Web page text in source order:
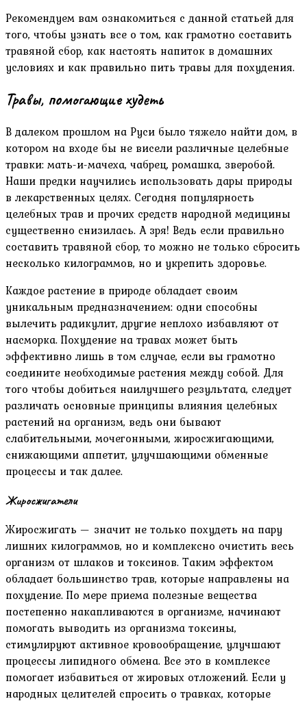
Рекомендуем вам ознакомиться с данной статьей для
того, чтобы узнать все о том, как грамотно составить
травяной сбор, как настоять напиток в домашних
условиях и как правильно пить травы для похудения.
Травы, помогающие худеть
В далеком прошлом на Руси было тяжело найти дом, в
котором на входе бы не висели различные целебные
травки: мать-и-мачеха, чабрец, ромашка, зверобой.
Наши предки научились использовать дары природы
в лекарственных целях. Сегодня популярность
целебных трав и прочих средств народной медицины
существенно снизилась. А зря! Ведь если правильно
составить травяной сбор, то можно не только сбросить
несколько килограммов, но и укрепить здоровье.
Каждое растение в природе обладает своим
уникальным предназначением: одни способны
вылечить радикулит, другие неплохо избавляют от
насморка. Похудение на травах может быть
эффективно лишь в том случае, если вы грамотно
соедините необходимые растения между собой. Для
того чтобы добиться наилучшего результата, следует
различать основные принципы влияния целебных
растений на организм, ведь они бывают
слабительными, мочегонными, жиросжигающими,
снижающими аппетит, улучшающими обменные
процессы и так далее.
Жиросжигатели
Жиросжигать — значит не только похудеть на пару
лишних килограммов, но и комплексно очистить весь
организм от шлаков и токсинов. Таким эффектом
обладает большинство трав, которые направлены на
похудение. По мере приема полезные вещества
постепенно накапливаются в организме, начинают
помогать выводить из организма токсины,
стимулируют активное кровообращение, улучшают
процессы липидного обмена. Все это в комплексе
помогает избавиться от жировых отложений. Если у
народных целителей спросить о травках, которые